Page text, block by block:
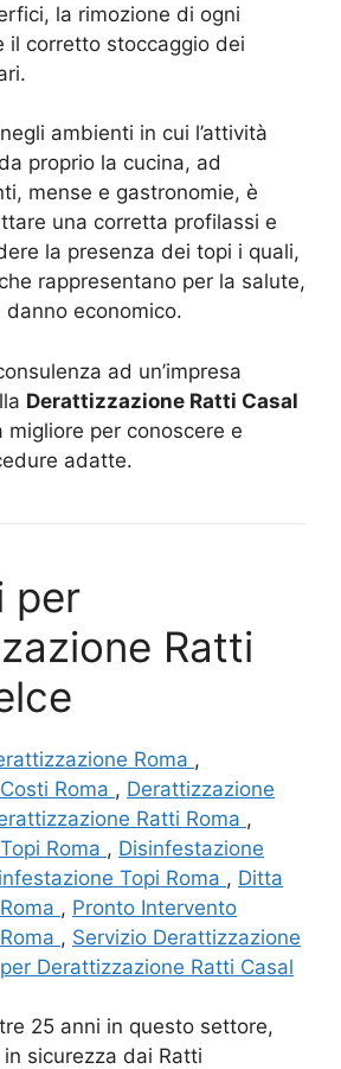
la rimozione di ogni
il corretto stoccaggio dei
ambienti in cui l’attività
proprio la cucina, ad
mense e gastronomie, è
una corretta profilassi e
la presenza dei topi i quali,
rappresentano per la salute,
economico.
ad un’impresa
Derattizzazione Ratti Casal
migliore per conoscere e
adatte.
per
Ratti
Roma ,
Roma , Derattizzazione
Ratti Roma ,
Roma , Disinfestazione
Topi Roma , Ditta
, Pronto Intervento
, Servizio Derattizzazione
Derattizzazione Ratti Casal
25 anni in questo settore,
sicurezza dai Ratti